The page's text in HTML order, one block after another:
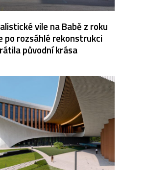
vile na Babě z roku
po rozsáhlé rekonstrukci
původní krása